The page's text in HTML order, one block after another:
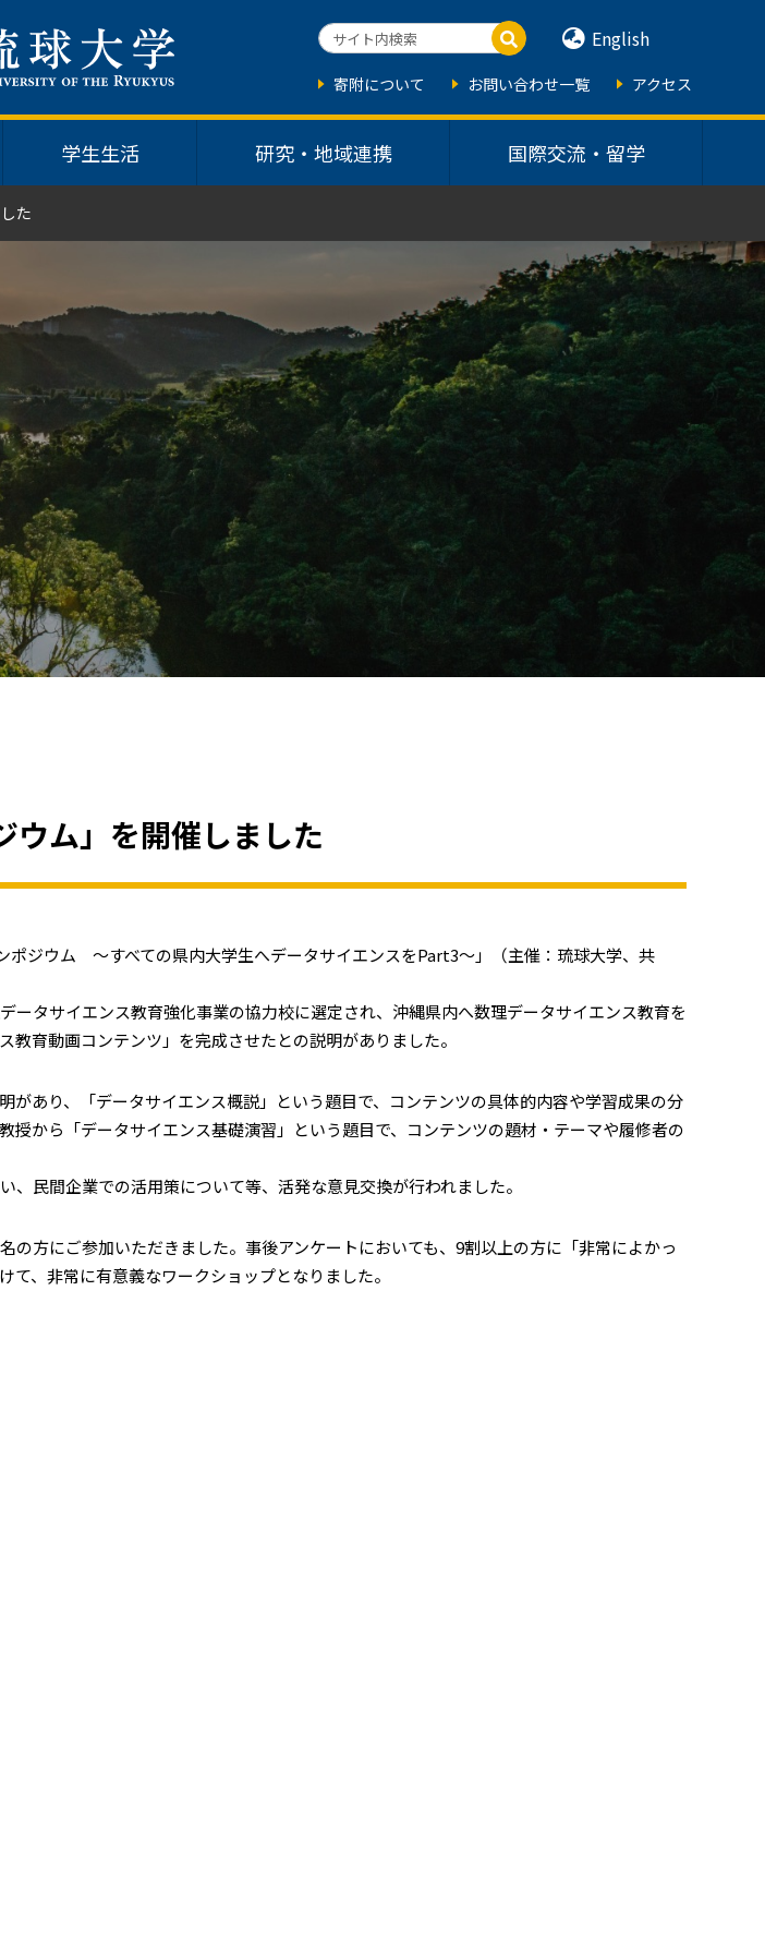
学生生活 研究・地域連携 国際交流・留学
English
寄附について お問い合わせ一覧 アクセス
た
ウム」を開催しました
ジウム ～すべての県内大学生へデータサイエンスをPart3～」（主催：琉球大学、共
タサイエンス教育強化事業の協力校に選定され、沖縄県内へ数理データサイエンス教育を
育動画コンテンツ」を完成させたとの説明がありました。
あり、「データサイエンス概説」という題目で、コンテンツの具体的内容や学習成果の分
から「データサイエンス基礎演習」という題目で、コンテンツの題材・テーマや履修者の
民間企業での活用策について等、活発な意見交換が行われました。
方にご参加いただきました。事後アンケートにおいても、9割以上の方に「非常によかっ
、非常に有意義なワークショップとなりました。